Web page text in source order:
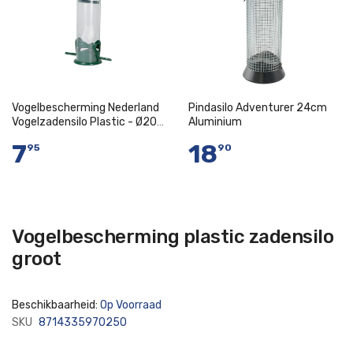
Vogelbescherming Nederland
Vogelzadensilo Plastic - Ø20
795
Pindasilo Adventurer 24cm
Aluminium
1890
Vogelbescherming plastic zadensilo
groot
Beschikbaarheid: Op Voorraad
SKU 8714335970250